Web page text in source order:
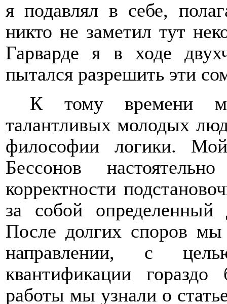
я подавлял в себе,
никто не заметил тут
Гарварде я в ходе
пытался разрешить эти
К тому времени
талантливых молодых
философии логики.
Бессонов
корректности
за собой определенный
После долгих споров
направлении, с
квантификации
работы мы узнали о